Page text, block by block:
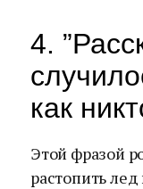
4.
как
Этой фразой
растопить